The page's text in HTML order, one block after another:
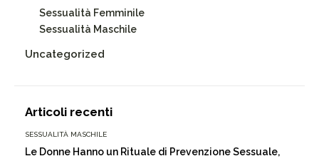
Sessualità Femminile
Sessualità Maschile
Uncategorized
Articoli recenti
SESSUALITÀ MASCHILE
Le Donne Hanno un Rituale di Prevenzione Sessuale,